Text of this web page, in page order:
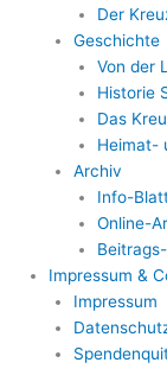
Der
Geschichte
Von der
Historie
Das
Heimat-
Archiv
Info-
Online-
Impressum &
Impressum